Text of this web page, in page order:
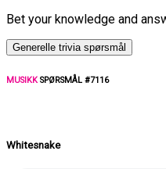
Bet your knowledge and
Generelle trivia spørsmål
MUSIKKSPØRSMÅL #7116
Whitesnake